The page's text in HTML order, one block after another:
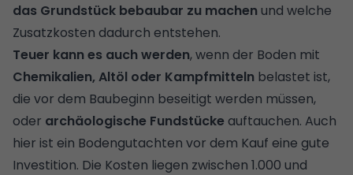
das Grundstück bebaubar zu machen und welche
Zusatzkosten dadurch entstehen.
Teuer kann es auch werden, wenn der Boden mit
Chemikalien, Altöl oder Kampfmitteln belastet ist,
die vor dem Baubeginn beseitigt werden müssen,
oder archäologische Fundstücke auftauchen. Auch
hier ist ein Bodengutachten vor dem Kauf eine gute
Investition. Die Kosten liegen zwischen 1.000 und